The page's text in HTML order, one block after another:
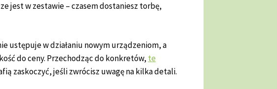
jest w zestawie – czasem dostaniesz torbę,
ustępuje w działaniu nowym urządzeniom, a
do ceny. Przechodząc do konkretów, te
zaskoczyć, jeśli zwrócisz uwagę na kilka detali.